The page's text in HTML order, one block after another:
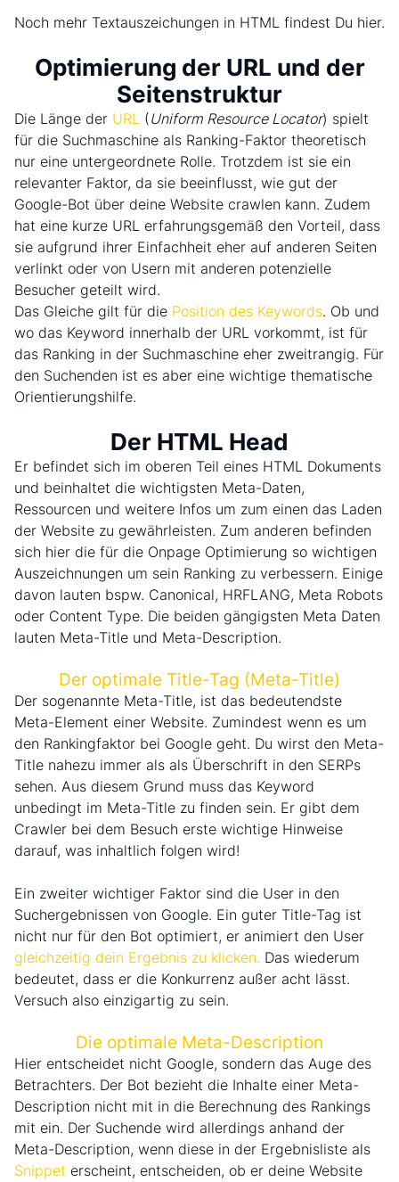
Noch mehr Textauszeichungen in HTML findest Du hier.
Optimierung der URL und der
Seitenstruktur
Die Länge der URL (Uniform Resource Locator) spielt
für die Suchmaschine als Ranking-Faktor theoretisch
nur eine untergeordnete Rolle. Trotzdem ist sie ein
relevanter Faktor, da sie beeinflusst, wie gut der
Google-Bot über deine Website crawlen kann. Zudem
hat eine kurze URL erfahrungsgemäß den Vorteil, dass
sie aufgrund ihrer Einfachheit eher auf anderen Seiten
verlinkt oder von Usern mit anderen potenzielle
Besucher geteilt wird.
Das Gleiche gilt für die Position des Keywords. Ob und
wo das Keyword innerhalb der URL vorkommt, ist für
das Ranking in der Suchmaschine eher zweitrangig. Für
den Suchenden ist es aber eine wichtige thematische
Orientierungshilfe.
Der HTML Head
Er befindet sich im oberen Teil eines HTML Dokuments
und beinhaltet die wichtigsten Meta-Daten,
Ressourcen und weitere Infos um zum einen das Laden
der Website zu gewährleisten. Zum anderen befinden
sich hier die für die Onpage Optimierung so wichtigen
Auszeichnungen um sein Ranking zu verbessern. Einige
davon lauten bspw. Canonical, HRFLANG, Meta Robots
oder Content Type. Die beiden gängigsten Meta Daten
lauten Meta-Title und Meta-Description.
Der optimale Title-Tag (Meta-Title)
Der sogenannte Meta-Title, ist das bedeutendste
Meta-Element einer Website. Zumindest wenn es um
den Rankingfaktor bei Google geht. Du wirst den Meta-
Title nahezu immer als als Überschrift in den SERPs
sehen. Aus diesem Grund muss das Keyword
unbedingt im Meta-Title zu finden sein. Er gibt dem
Crawler bei dem Besuch erste wichtige Hinweise
darauf, was inhaltlich folgen wird!
Ein zweiter wichtiger Faktor sind die User in den
Suchergebnissen von Google. Ein guter Title-Tag ist
nicht nur für den Bot optimiert, er animiert den User
gleichzeitig dein Ergebnis zu klicken. Das wiederum
bedeutet, dass er die Konkurrenz außer acht lässt.
Versuch also einzigartig zu sein.
Die optimale Meta-Description
Hier entscheidet nicht Google, sondern das Auge des
Betrachters. Der Bot bezieht die Inhalte einer Meta-
Description nicht mit in die Berechnung des Rankings
mit ein. Der Suchende wird allerdings anhand der
Meta-Description, wenn diese in der Ergebnisliste als
Snippet erscheint, entscheiden, ob er deine Website